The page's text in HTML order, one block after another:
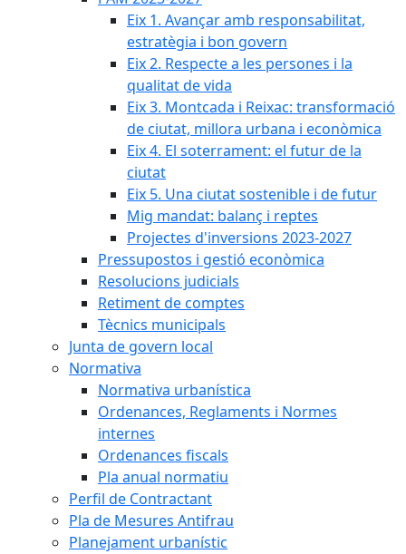
Eix 1. Avançar amb responsabilitat,
estratègia i bon govern
Eix 2. Respecte a les persones i la
qualitat de vida
Eix 3. Montcada i Reixac: transformació
de ciutat, millora urbana i econòmica
Eix 4. El soterrament: el futur de la
ciutat
Eix 5. Una ciutat sostenible i de futur
Mig mandat: balanç i reptes
Projectes d'inversions 2023-2027
Pressupostos i gestió econòmica
Resolucions judicials
Retiment de comptes
Tècnics municipals
Junta de govern local
Normativa
Normativa urbanística
Ordenances, Reglaments i Normes
internes
Ordenances fiscals
Pla anual normatiu
Perfil de Contractant
Pla de Mesures Antifrau
Planejament urbanístic